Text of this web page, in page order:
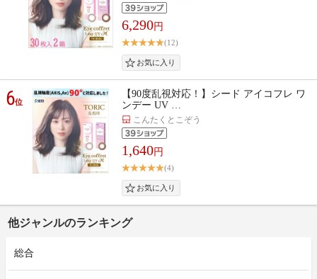
6,290円
(12)
6位
【90度乱視対応！】シード アイコフレ ワ
ンデー UV …
こんたくとこぞう
1,640円
(4)
他ジャンルのランキング
総合